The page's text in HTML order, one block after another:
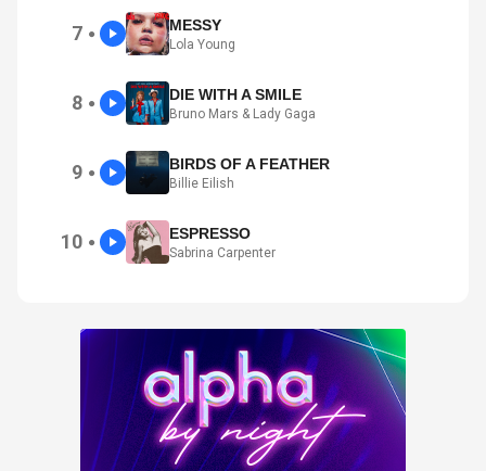
7 ● MESSY
Lola Young
8 ● DIE WITH A SMILE
Bruno Mars & Lady Gaga
9 ● BIRDS OF A FEATHER
Billie Eilish
10 ● ESPRESSO
Sabrina Carpenter